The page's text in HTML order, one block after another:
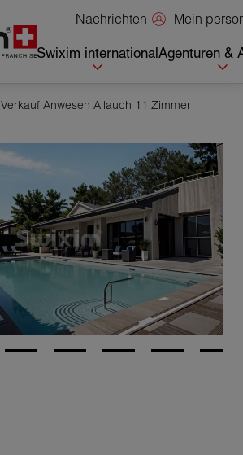
Nachrichten Mein
Swixim internationalAgenturen &
Verkauf Anwesen Allauch 11 Zimmer